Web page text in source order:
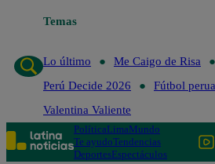
Temas
Lo último
Me Caigo de Risa
Perú Decide 2026
Fútbol
Valentina Valiente
PolíticaLimaMundo
Te ayudoTendencias
DeportesEspectáculos